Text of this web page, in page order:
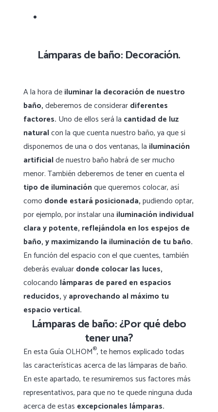
Lámparas de baño: Decoración.
A la hora deiluminar la decoración de nuestro
baño,deberemos de considerardiferentes
factores. Uno de ellos será la cantidad de luz
naturalcon la que cuenta nuestro baño, ya que si
disponemos de una o dos ventanas, la iluminación
artificialde nuestro baño habrá de ser mucho
menor. También deberemos de tener en cuenta el
tipo de iluminaciónque queremos colocar, así
como donde estará posicionada,pudiendo optar,
por ejemplo, por instalar una iluminación individual
clara y potente, reflejándola en los espejos de
baño, y maximizando la iluminación de tu baño.
En función del espacio con el que cuentes, también
deberás evaluardonde colocar las luces,
colocando lámparas de pared en espacios
reducidos,yaprovechando al máximo tu
espacio vertical.
Lámparas de baño: ¿Por qué debo
tener una?
En esta Guía OLHOM®, te hemos explicado todas
las características acerca de las lámparas de baño.
En este apartado, te resumiremos sus factores más
representativos, para que no te quede ninguna duda
acerca de estas excepcionales lámparas.